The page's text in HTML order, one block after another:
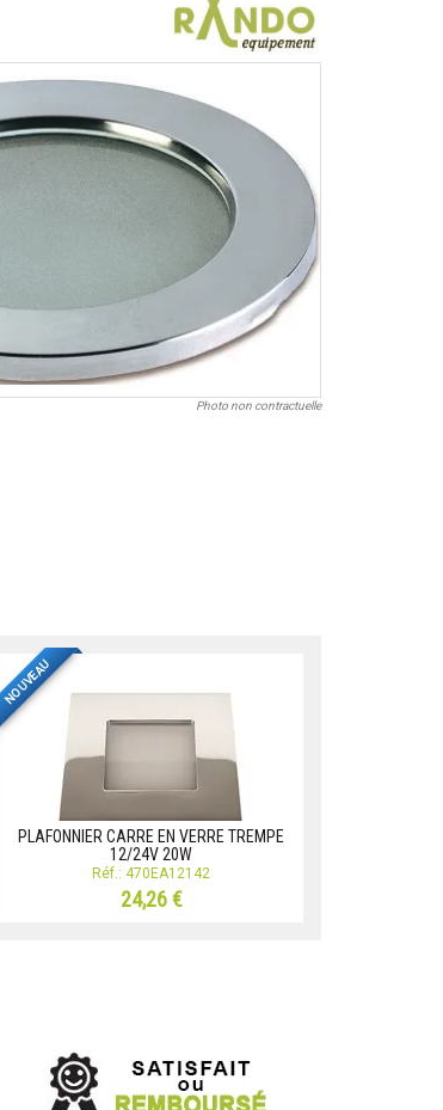
Photo non contractuelle
NOUVEAU
PLAFONNIER CARRE EN VERRE TREMPE
12/24V 20W
Réf.: 470EA12142
24,26 €